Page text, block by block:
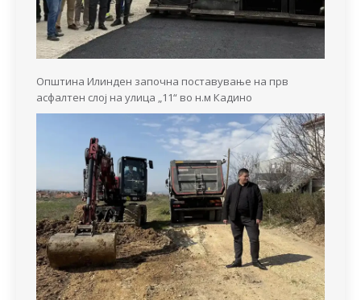
Општина Илинден започна поставување на прв
асфалтен слој на улица „11“ во н.м Кадино